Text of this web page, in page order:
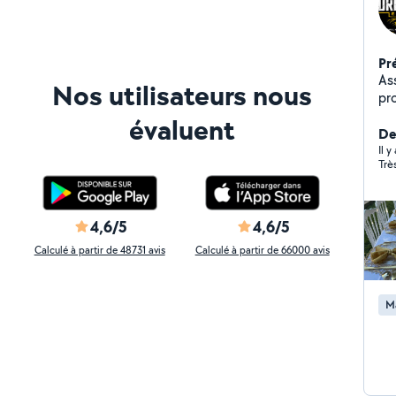
Nos utilisateurs nous
évaluent
4,6/5
Calculé à partir de 48731 avis
4,6/5
Calculé à partir de 66000 avis
rénovation
Il y